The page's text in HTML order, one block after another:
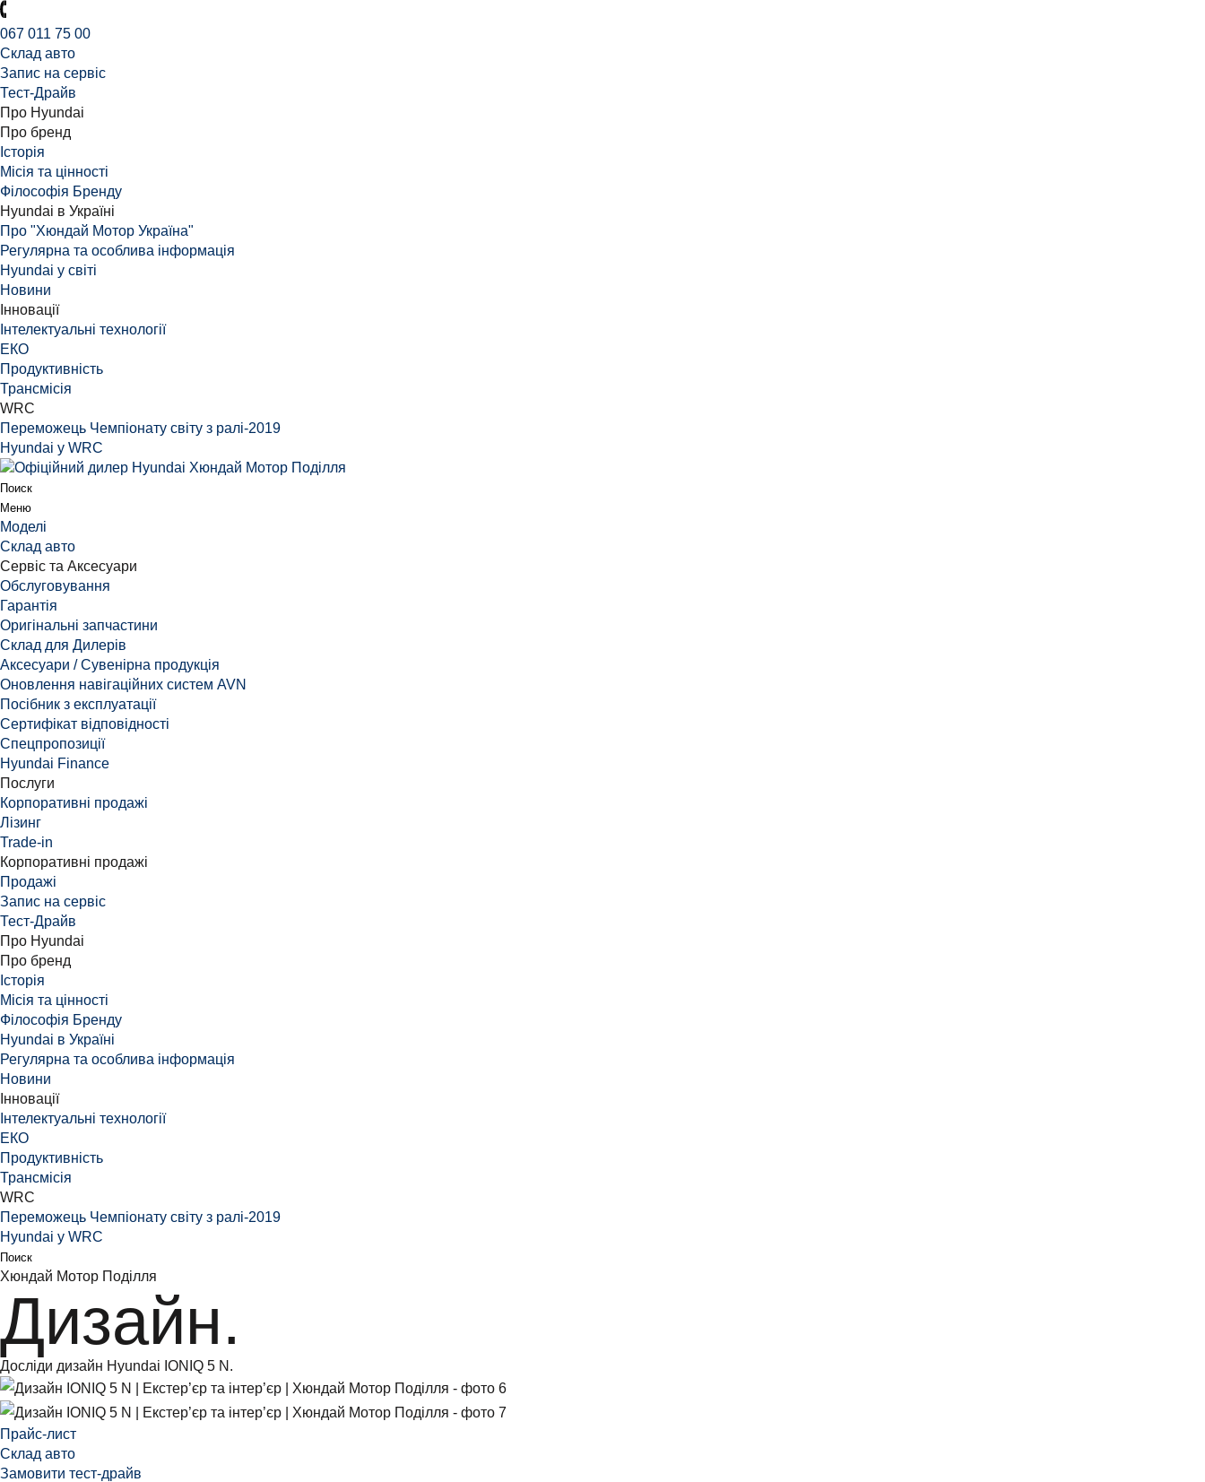
067 011 75 00
Склад авто
Запис на сервіс
Тест-Драйв
Про Hyundai
Про бренд
Історія
Місія та цінності
Філософія Бренду
Hyundai в Україні
Про "Хюндай Мотор Україна"
Регулярна та особлива інформація
Hyundai у світі
Новини
Інновації
Інтелектуальні технології
ЕКО
Продуктивність
Трансмісія
WRC
Переможець Чемпіонату світу з ралі-2019
Hyundai у WRC
Поиск
Меню
Моделі
Склад авто
Сервіс та Аксесуари
Обслуговування
Гарантія
Оригінальні запчастини
Склад для Дилерів
Аксесуари / Сувенірна продукція
Оновлення навігаційних систем AVN
Посібник з експлуатації
Сертифікат відповідності
Спецпропозиції
Hyundai Finance
Послуги
Корпоративні продажі
Лізинг
Trade-in
Корпоративні продажі
Продажі
Запис на сервіс
Тест-Драйв
Про Hyundai
Про бренд
Історія
Місія та цінності
Філософія Бренду
Hyundai в Україні
Регулярна та особлива інформація
Новини
Інновації
Інтелектуальні технології
ЕКО
Продуктивність
Трансмісія
WRC
Переможець Чемпіонату світу з ралі-2019
Hyundai у WRC
Поиск
Хюндай Мотор Поділля
Дизайн.
Досліди дизайн Hyundai IONIQ 5 N.
Прайс-лист
Склад авто
Замовити тест-драйв